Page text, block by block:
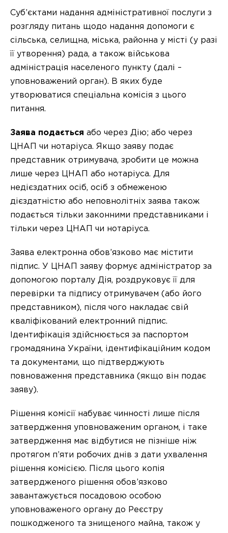
Суб’єктами надання адміністративної послуги з
розгляду питань щодо надання допомоги є
сільська, селищна, міська, районна у місті (у разі
її утворення) рада, а також військова
адміністрація населеного пункту (далі –
уповноважений орган). В яких буде
утворюватися спеціальна комісія з цього
питання.
Заява подається або через Дію; або через
ЦНАП чи нотаріуса. Якщо заяву подає
представник отримувача, зробити це можна
лише через ЦНАП або нотаріуса. Для
недієздатних осіб, осіб з обмеженою
дієздатністю або неповнолітніх заява також
подається тільки законними представниками і
тільки через ЦНАП чи нотаріуса.
Заява електронна обов’язково має містити
підпис. У ЦНАП заяву формує адміністратор за
допомогою порталу Дія, роздруковує її для
перевірки та підпису отримувачем (або його
представником), після чого накладає свій
кваліфікований електронний підпис.
Ідентифікація здійснюється за паспортом
громадянина України, ідентифікаційним кодом
та документами, що підтверджують
повноваження представника (якщо він подає
заяву).
Рішення комісії набуває чинності лише після
затвердження уповноваженим органом, і таке
затвердження має відбутися не пізніше ніж
протягом п’яти робочих днів з дати ухвалення
рішення комісією. Після цього копія
затвердженого рішення обов’язково
завантажується посадовою особою
уповноваженого органу до Реєстру
пошкодженого та знищеного майна, також у